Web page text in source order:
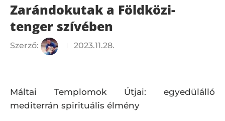
Zarándokutak a Földközi-
tenger szívében
Szerző: 2023.11.28.
Máltai Templomok Útjai: egyedülálló
mediterrán spirituális élmény